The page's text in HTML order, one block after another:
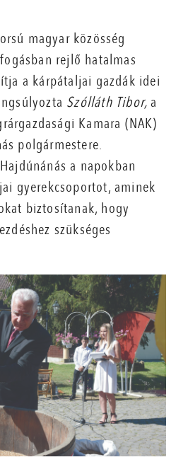
magyar közösség
rejlő hatalmas
a kárpátaljai gazdák idei
Szólláth Tibor,a
Kamara (NAK)
polgármestere.
a napokban
gyerekcsoportot, aminek
biztosítanak, hogy
szükséges